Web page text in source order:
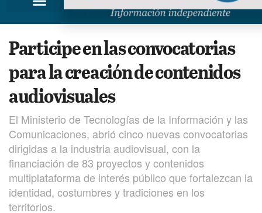
Participe en las convocatorias
para la creación de contenidos
audiovisuales
El Ministerio de Tecnologías de la Información y las
Comunicaciones, abrió cinco nuevas convocatorias
dirigidas a la industria audiovisual, con la
financiación de 83 proyectos y contenidos
multiplataforma de interés público que fortalezcan la
identidad, costumbres y tradiciones en los
territorios.